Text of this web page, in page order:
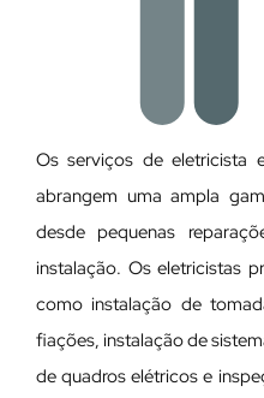
Os serviços de eletricista
abrangem uma ampla
desde pequenas
instalação. Os eletricistas
como instalação de
fiações, instalação de
de quadros elétricos e